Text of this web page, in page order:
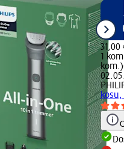
31,00 €
1 kom.
kom.)
PHILIPS
kosu, 1